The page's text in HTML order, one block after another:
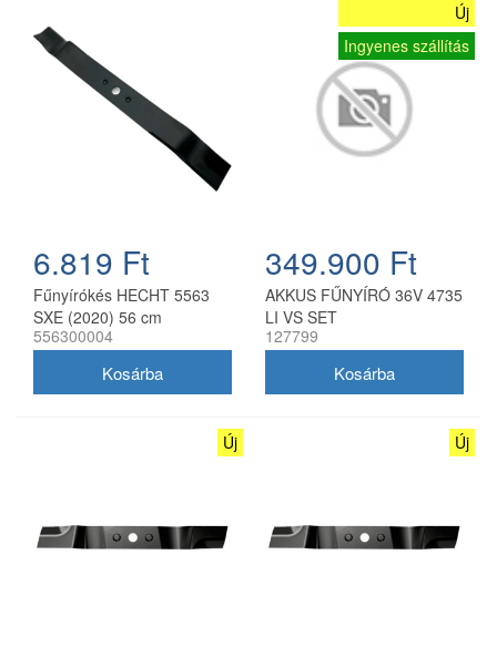
6.819 Ft
Fűnyírókés HECHT 5563
SXE (2020) 56 cm
556300004
Új
Ingyenes szállítás
349.900 Ft
AKKUS FŰNYÍRÓ 36V 4735
LI VS SET
127799
Új Új